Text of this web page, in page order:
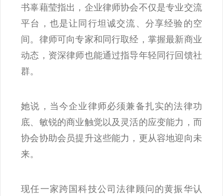
书辜藉莹指出，企业律师协会不仅是专业交流
平台，也是让同行坦诚交流、分享经验的空
间。律师可向专家和同行取经，掌握最新商业
动态，资深律师也能通过指导年轻同行回馈社
群。
她说，当今企业律师必须兼备扎实的法律功
底、敏锐的商业触觉以及灵活的应变能力，而
协会协助会员提升这些能力，更从容地迎向未
来。
现任一家跨国科技公司法律顾问的黄振华认